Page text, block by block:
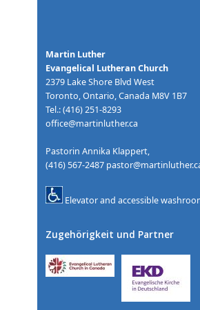
Martin Luther
Evangelical Lutheran Church
2379 Lake Shore Blvd West
Toronto, Ontario, Canada M8V 1B7
Tel.: (416) 251-8293
office@martinluther.ca
Pastorin Annika Klappert,
(416) 567-2487
Elevator and accessible
Zugehörigkeit und Partner